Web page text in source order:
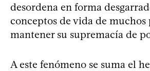
desordena en forma
conceptos de vida de muchos
mantener su supremacía de
A este fenómeno se suma el